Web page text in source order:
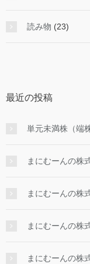
読み物 (23)
最近の投稿
単元未満株（端
まにむーんの株
まにむーんの株
まにむーんの株
まにむーんの株